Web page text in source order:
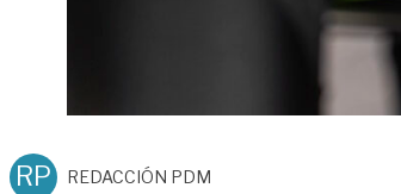
RP REDACCIÓN PDM